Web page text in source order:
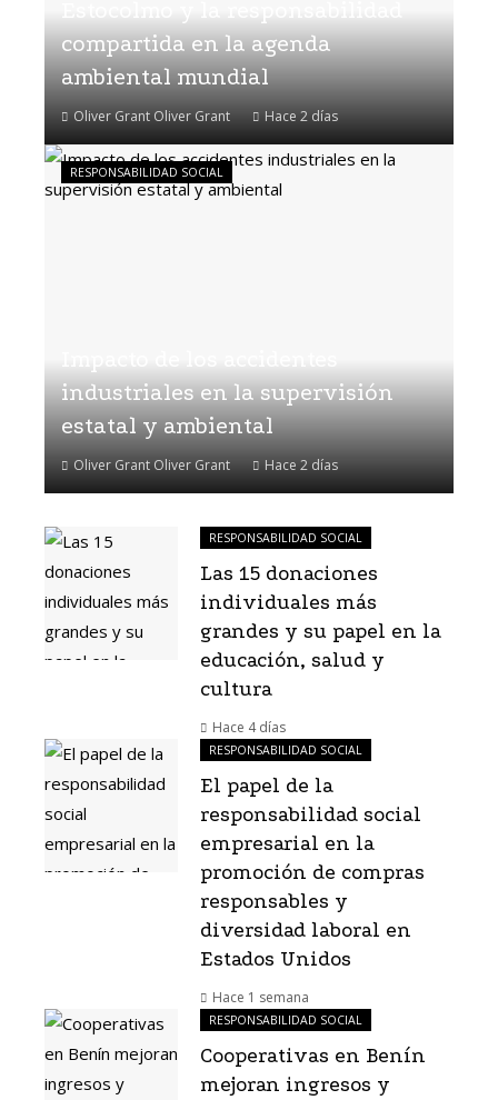
compartida en la agenda
ambiental mundial
Oliver Grant Oliver Grant Hace 2 días
industriales en la supervisión
estatal y ambiental
Oliver Grant Oliver Grant Hace 2 días
RESPONSABILIDAD SOCIAL
RESPONSABILIDAD SOCIAL
Las 15 donaciones
individuales más
grandes y su papel en la
educación, salud y
cultura
Hace 4 días
RESPONSABILIDAD SOCIAL
El papel de la
responsabilidad social
empresarial en la
promoción de compras
responsables y
diversidad laboral en
Estados Unidos
Hace 1 semana
RESPONSABILIDAD SOCIAL
Cooperativas en Benín
mejoran ingresos y